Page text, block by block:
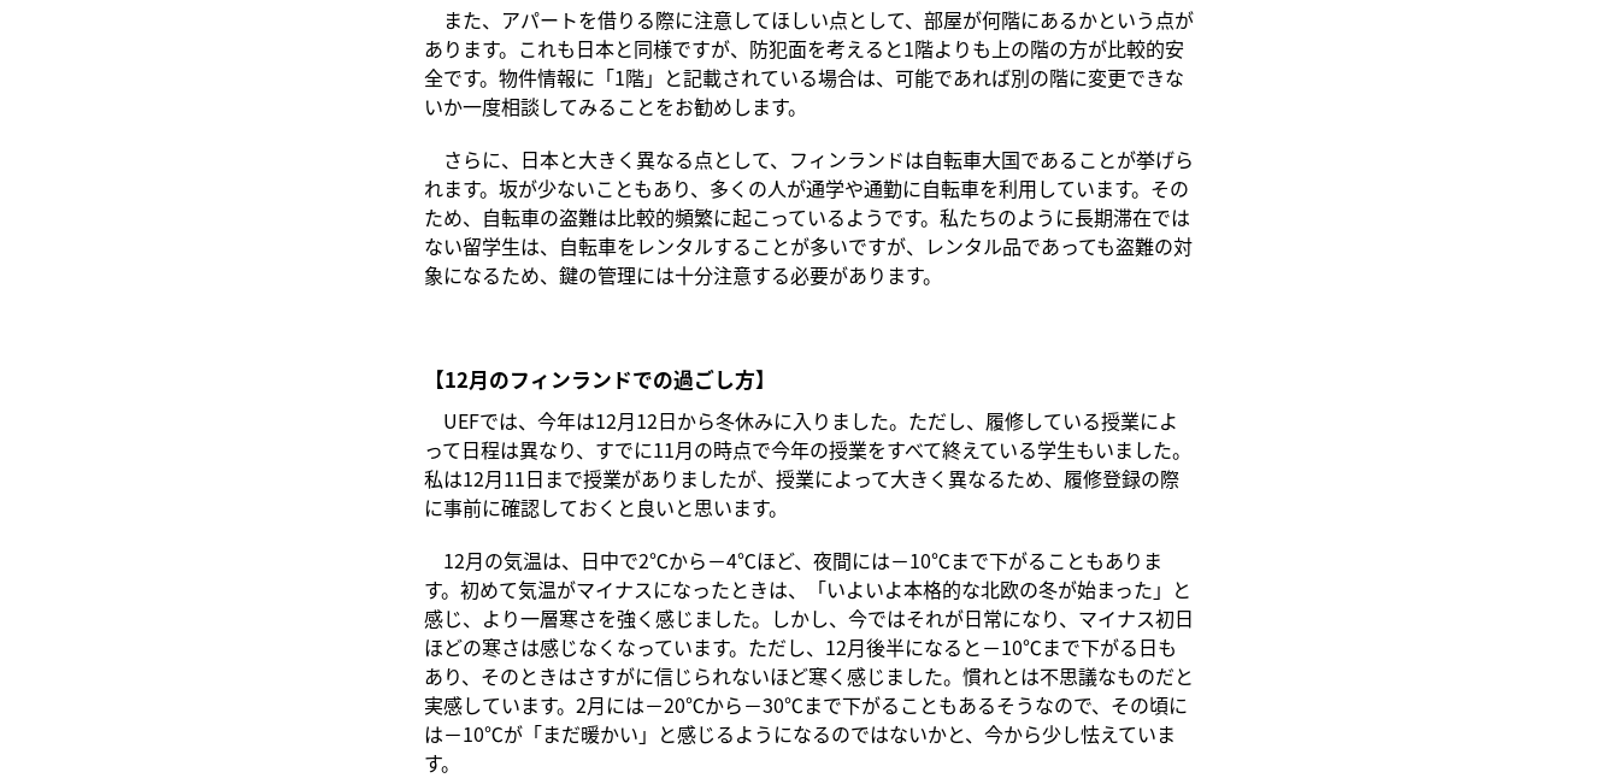
また、アパートを借りる際に注意してほしい点として、部屋が何階にあるかという点が
あります。これも日本と同様ですが、防犯面を考えると1階よりも上の階の方が比較的安
全です。物件情報に「1階」と記載されている場合は、可能であれば別の階に変更できな
いか一度相談してみることをお勧めします。
さらに、日本と大きく異なる点として、フィンランドは自転車大国であることが挙げら
れます。坂が少ないこともあり、多くの人が通学や通勤に自転車を利用しています。その
ため、自転車の盗難は比較的頻繁に起こっているようです。私たちのように長期滞在では
ない留学生は、自転車をレンタルすることが多いですが、レンタル品であっても盗難の対
象になるため、鍵の管理には十分注意する必要があります。
【12月のフィンランドでの過ごし方】
UEFでは、今年は12月12日から冬休みに入りました。ただし、履修している授業によ
って日程は異なり、すでに11月の時点で今年の授業をすべて終えている学生もいました。
私は12月11日まで授業がありましたが、授業によって大きく異なるため、履修登録の際
に事前に確認しておくと良いと思います。
12月の気温は、日中で2℃から－4℃ほど、夜間には－10℃まで下がることもありま
す。初めて気温がマイナスになったときは、「いよいよ本格的な北欧の冬が始まった」と
感じ、より一層寒さを強く感じました。しかし、今ではそれが日常になり、マイナス初日
ほどの寒さは感じなくなっています。ただし、12月後半になると－10℃まで下がる日も
あり、そのときはさすがに信じられないほど寒く感じました。慣れとは不思議なものだと
実感しています。2月には－20℃から－30℃まで下がることもあるそうなので、その頃に
は－10℃が「まだ暖かい」と感じるようになるのではないかと、今から少し怯えていま
す。